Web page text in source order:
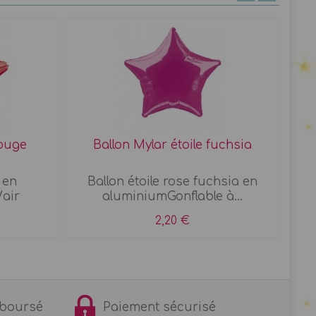
air
Ballon Mylar étoile fuchsia
Ballon étoile rose fuchsia en
aluminiumGonflable à...
2,20 €
Paiement sécurisé